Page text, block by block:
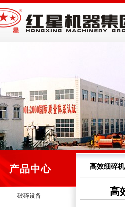
产品中心
破碎设备
高效细碎机
高